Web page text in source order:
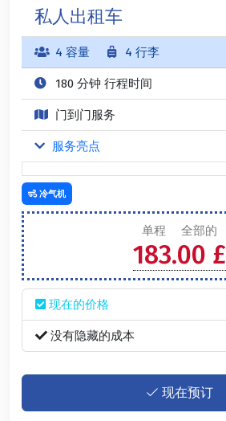
私人出租车
4 容量 4 行李
180 分钟 行程时间
门到门服务
服务亮点
单程 全部的
183.00 £
现在的价格
没有隐藏的成本
现在预订
冷气机